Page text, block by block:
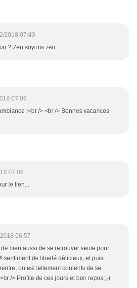
2018 07:43
? Zen soyons zen ...
07:09
!<br /> <br /> Bonnes vacances
07:06
le lien...
06:57
bien aussi de se retrouver seule pour
sentiment de liberté délicieux, et puis
on est tellement contents de se
/> Profite de ces jours et bon repos ;-)